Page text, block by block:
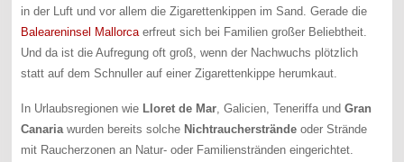
in der Luft und vor allem die Zigarettenkippen im Sand. Gerade die
Baleareninsel Mallorca erfreut sich bei Familien großer Beliebtheit.
Und da ist die Aufregung oft groß, wenn der Nachwuchs plötzlich
statt auf dem Schnuller auf einer Zigarettenkippe herumkaut.
In Urlaubsregionen wie Lloret de Mar , Galicien, Teneriffa undGran
Canaria wurden bereits solche Nichtraucherstrände oder Strände
mit Raucherzonen an Natur- oder Familienstränden eingerichtet.